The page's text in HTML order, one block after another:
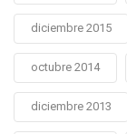
diciembre 2015
octubre 2014
diciembre 2013